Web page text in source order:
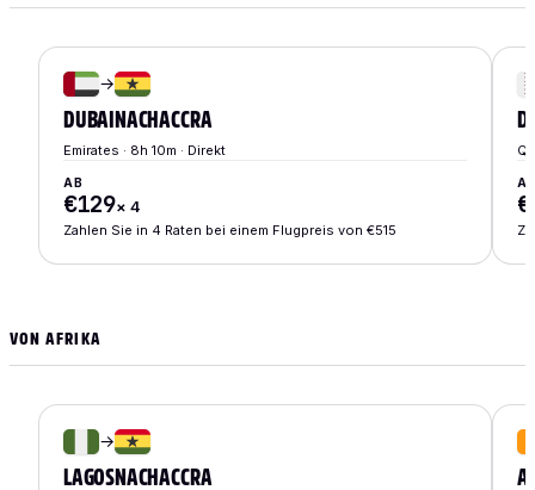
→
DUBAI NACHACCRA
Emirates · 8h 10m · Direkt
AB
€129× 4
Zahlen Sie in 4 Raten bei einem Flugpreis von €515
VON AFRIKA
→
LAGOSNACHACCRA